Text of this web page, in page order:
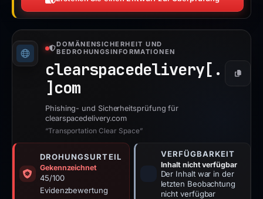
DOMÄNENSICHERHEIT UND
BEDROHUNGSINFORMATIONEN
clearspacedelivery[.
] com
Phishing- und Sicherheitsprüfung für
clearspacedelivery.com
“Transportation Clear Space”
DROHUNGSURTEIL
Gekennzeichnet
45/100
Evidenzbewertung
VERFÜGBARKEIT
Inhalt nicht verfügbar
Der Inhalt war in der
letzten Beobachtung
nicht verfügbar